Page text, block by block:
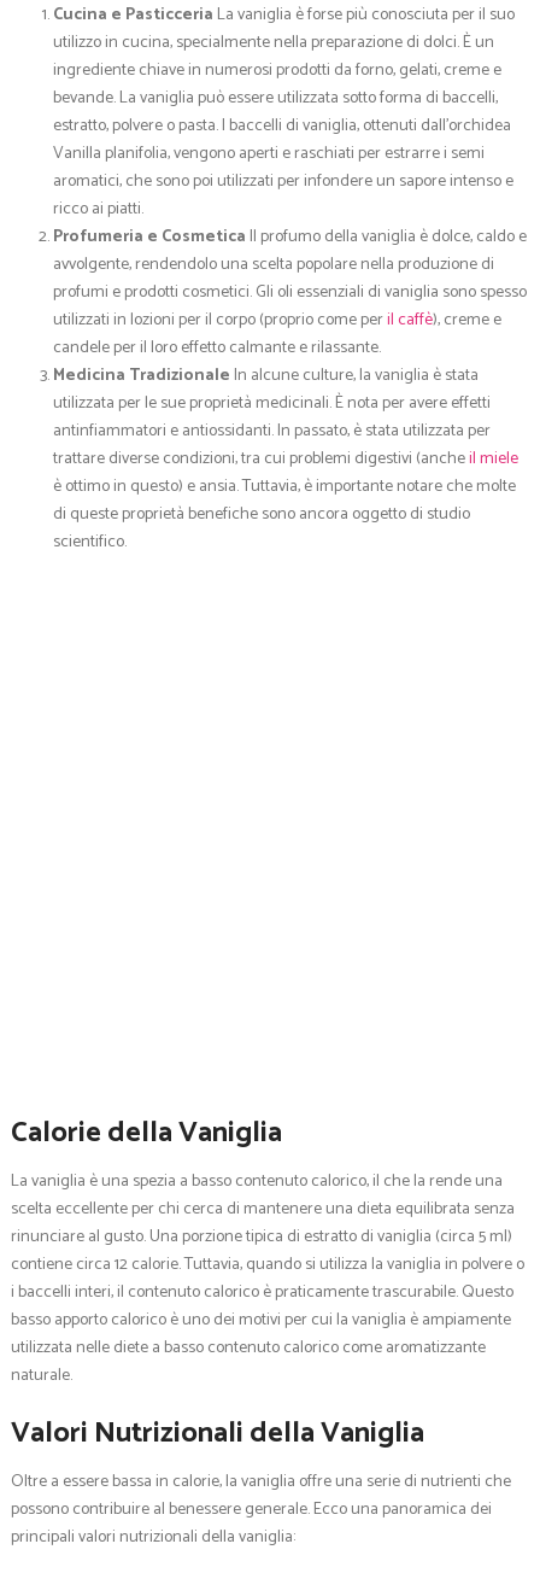
Cucina e Pasticceria La vaniglia è forse più conosciuta per il suo
utilizzo in cucina, specialmente nella preparazione di dolci. È un
ingrediente chiave in numerosi prodotti da forno, gelati, creme e
bevande. La vaniglia può essere utilizzata sotto forma di baccelli,
estratto, polvere o pasta. I baccelli di vaniglia, ottenuti dall’orchidea
Vanilla planifolia, vengono aperti e raschiati per estrarre i semi
aromatici, che sono poi utilizzati per infondere un sapore intenso e
ricco ai piatti.
Profumeria e Cosmetica Il profumo della vaniglia è dolce, caldo e
avvolgente, rendendolo una scelta popolare nella produzione di
profumi e prodotti cosmetici. Gli oli essenziali di vaniglia sono spesso
utilizzati in lozioni per il corpo (proprio come peril caffè), creme e
candele per il loro effetto calmante e rilassante.
Medicina Tradizionale In alcune culture, la vaniglia è stata
utilizzata per le sue proprietà medicinali. È nota per avere effetti
antinfiammatori e antiossidanti. In passato, è stata utilizzata per
trattare diverse condizioni, tra cui problemi digestivi (ancheil miele
è ottimo in questo) e ansia. Tuttavia, è importante notare che molte
di queste proprietà benefiche sono ancora oggetto di studio
scientifico.
Calorie della Vaniglia
La vaniglia è una spezia a basso contenuto calorico, il che la rende una
scelta eccellente per chi cerca di mantenere una dieta equilibrata senza
rinunciare al gusto. Una porzione tipica di estratto di vaniglia (circa 5 ml)
contiene circa 12 calorie. Tuttavia, quando si utilizza la vaniglia in polvere o
i baccelli interi, il contenuto calorico è praticamente trascurabile. Questo
basso apporto calorico è uno dei motivi per cui la vaniglia è ampiamente
utilizzata nelle diete a basso contenuto calorico come aromatizzante
naturale.
Valori Nutrizionali della Vaniglia
Oltre a essere bassa in calorie, la vaniglia offre una serie di nutrienti che
possono contribuire al benessere generale. Ecco una panoramica dei
principali valori nutrizionali della vaniglia: